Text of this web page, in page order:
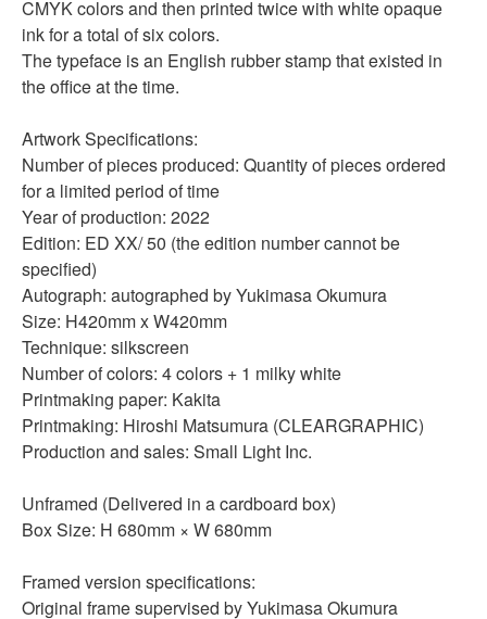
CMYK colors and then printed twice with white opaque
ink for a total of six colors.
The typeface is an English rubber stamp that existed in
the office at the time.
Artwork Specifications:
Number of pieces produced: Quantity of pieces ordered
for a limited period of time
Year of production: 2022
Edition: ED XX/ 50 (the edition number cannot be
specified)
Autograph: autographed by Yukimasa Okumura
Size: H420mm x W420mm
Technique: silkscreen
Number of colors: 4 colors + 1 milky white
Printmaking paper: Kakita
Printmaking: Hiroshi Matsumura (CLEARGRAPHIC)
Production and sales: Small Light Inc.
Unframed (Delivered in a cardboard box)
Box Size: H 680mm × W680mm
Framed version specifications:
Original frame supervised by Yukimasa Okumura